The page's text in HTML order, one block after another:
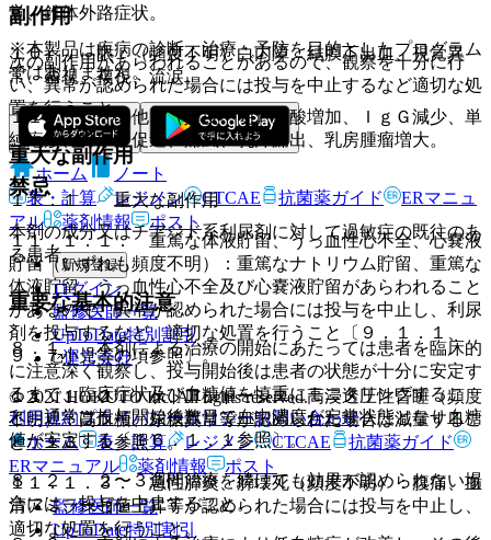
覚、錐体外路症状。
１０）． 眼：（頻度不明）白内障、結膜下出血、視覚異
常、霧視、複視、流涙。
１１）． その他：（頻度不明）尿酸増加、ＩｇＧ減少、単
純疱疹、骨年齢促進、痛風、乳汁漏出、乳房腫瘤増大。
禁忌
本剤の成分又はチアジド系利尿剤に対して過敏症の既往のあ
る患者。
重要な基本的注意
８．１． 本剤による治療の開始にあたっては患者を臨床的
に注意深く観察し、投与開始後は患者の状態が十分に安定す
るまで、臨床症状及び血糖値を慎重にモニタリングするこ
と。通常は投与開始後数日で血中濃度が定常状態となり血糖
値が安定する〔１６．１．１参照〕。
８．２． ２〜３週間治療を続けても効果が認められない場
合には、投与を中止すること。
副作用
次の副作用があらわれることがあるので、観察を十分に行
い、異常が認められた場合には投与を中止するなど適切な処
置を行うこと。
重大な副作用
１１．１． 重大な副作用
１１．１．１． 重篤な体液貯留、うっ血性心不全、心嚢液
貯留（いずれも頻度不明）：重篤なナトリウム貯留、重篤な
体液貯留、うっ血性心不全及び心嚢液貯留があらわれること
があるので、異常が認められた場合には投与を中止し、利尿
剤を投与するなど、適切な処置を行うこと〔９．１．１、
９．７小児等の項参照〕。
１１．１．２． ケトアシドーシス、高浸透圧性昏睡（頻度
不明）：高血糖、尿糖異常等が認められた場合は減量するこ
と〔１３．１参照〕。
１１．１．３． 急性膵炎、膵壊死（頻度不明）：腹痛、血
清アミラーゼ値上昇等が認められた場合には投与を中止し、
適切な処置を行うこと。
※本製品は疾病の診断・治療・予防を目的としたプログラム
ではありません。
ホーム
ノート
表・計算
レジメン CTCAE 抗菌薬ガイド
ERマニュ
アル
薬剤情報 ポスト
新規登録
ログイン
監修医師一覧
UpToDate特別割引
運営会社
© 2021 HOKUTO Inc. All rights reserved.
利用規約プライバシーポリシーお問い合わせ
ホーム
表・計算 レジメン CTCAE
抗菌薬ガイド
ERマニュアル
薬剤情報 ポスト
監修医師一覧
UpToDate特別割引